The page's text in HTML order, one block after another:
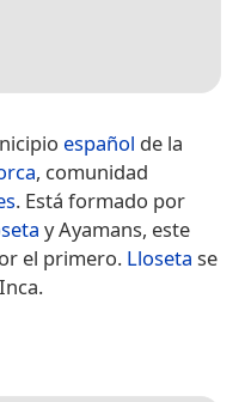
español de la
, comunidad
. Está formado por
y Ayamans, este
el primero. Lloseta se